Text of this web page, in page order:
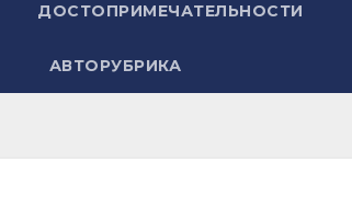
ДОСТОПРИМЕЧАТЕЛЬНОСТИ
АВТОРУБРИКА